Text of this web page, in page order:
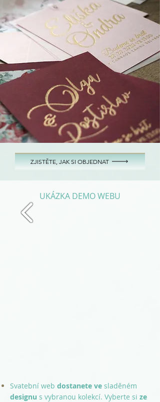
ZJISTĚTE, JAK SI OBJEDNAT
UKÁZKA DEMO WEBU
Svatební web dostanete ve sladěném
designu s vybranou kolekcí. Vyberte si ze